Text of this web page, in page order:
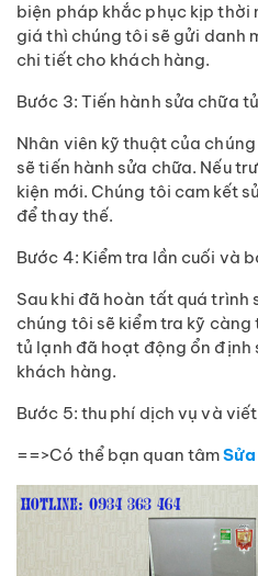
biện pháp khắc phục kịp thời
giá thì chúng tôi sẽ gửi danh
chi tiết cho khách hàng.
Bước 3: Tiến hành sửa chữa
Nhân viên kỹ thuật của
sẽ tiến hành sửa chữa. Nếu
kiện mới. Chúng tôi cam kết
để thay thế.
Bước 4: Kiểm tra lần cuối và
Sau khi đã hoàn tất quá trình
chúng tôi sẽ kiểm tra kỹ
tủ lạnh đã hoạt động ổn định
khách hàng.
Bước 5: thu phí dịch vụ và
==>Có thể bạn quan tâm